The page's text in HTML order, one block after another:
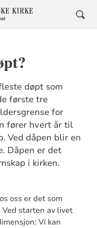
døpt som
første tre
for
fører hvert år til
Ved dåpen blir en
Dåpen er det
i kirken.
oss er det som
starten av livet
Vi kan